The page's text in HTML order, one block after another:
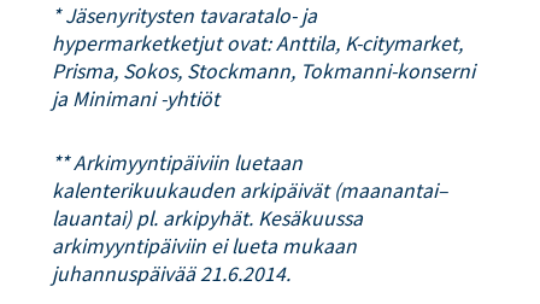
* Jäsenyritysten tavaratalo- ja
hypermarketketjut ovat: Anttila, K-citymarket,
Prisma, Sokos, Stockmann, Tokmanni-konserni
ja Minimani -yhtiöt
** Arkimyyntipäiviin luetaan
kalenterikuukauden arkipäivät (maanantai–
lauantai) pl. arkipyhät. Kesäkuussa
arkimyyntipäiviin ei lueta mukaan
juhannuspäivää 21.6.2014.